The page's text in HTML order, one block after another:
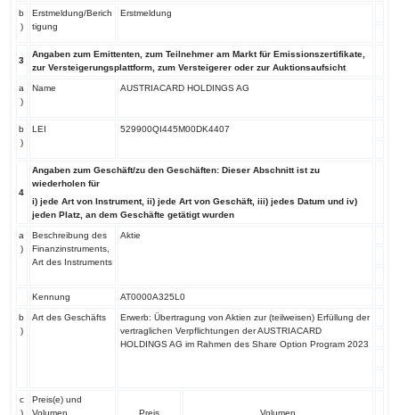
b
)
Erstmeldung/Berich
tigung
Erstmeldung
3
Angaben zum Emittenten, zum Teilnehmer am Markt für Emissionszertifikate,
zur Versteigerungsplattform, zum Versteigerer oder zur Auktionsaufsicht
a
)
Name AUSTRIACARD HOLDINGS AG
b
)
LEI 529900QI445M00DK4407
4
Angaben zum Geschäft/zu den Geschäften: Dieser Abschnitt ist zu
wiederholen für
i) jede Art von Instrument, ii) jede Art von Geschäft, iii) jedes Datum und iv)
jeden Platz, an dem Geschäfte getätigt wurden
a
)
Beschreibung des
Finanzinstruments,
Art des Instruments
Aktie
Kennung AT0000A325L0
b
)
Art des Geschäfts
Erwerb: Übertragung von Aktien zur (teilweisen) Erfüllung der
vertraglichen Verpflichtungen der AUSTRIACARD
HOLDINGS AG im Rahmen des Share Option Program 2023
c
Preis(e) und